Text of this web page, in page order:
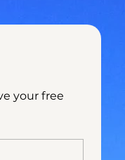
your free